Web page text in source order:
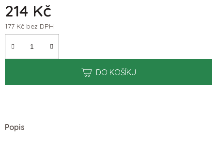
214 Kč
177 Kč bez DPH
DO KOŠÍKU
Popis